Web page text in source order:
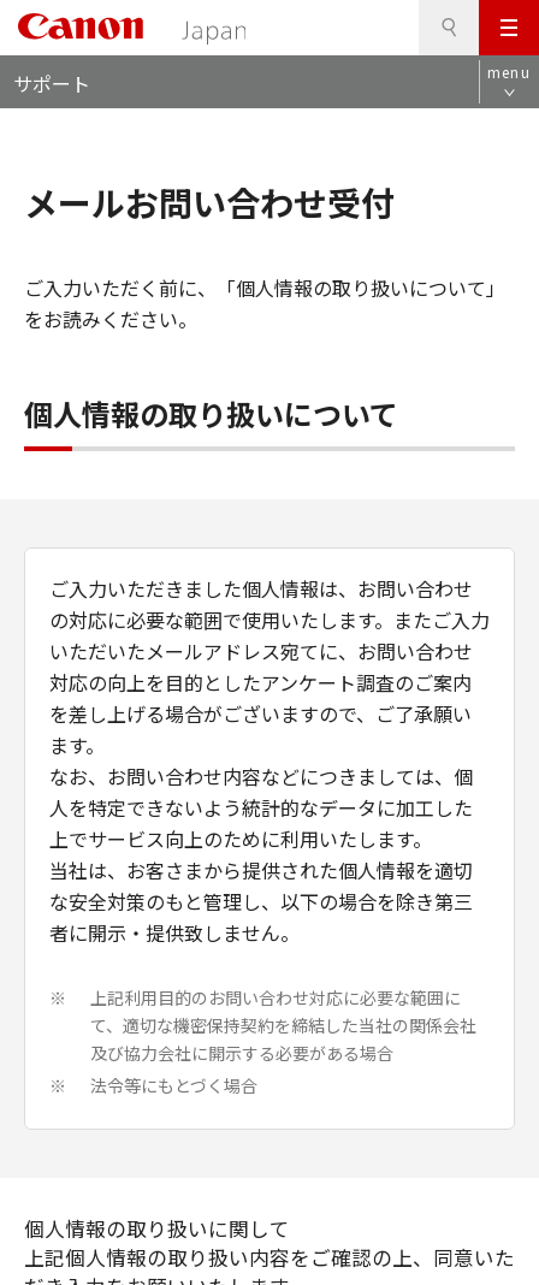
メ
ニ
ュ
サポート menu
メールお問い合わせ受付
ご入力いただく前に、「個人情報の取り扱いについて」
をお読みください。
個人情報の取り扱いについて
ご入力いただきました個人情報は、お問い合わせ
の対応に必要な範囲で使用いたします。またご入力
いただいたメールアドレス宛てに、お問い合わせ
対応の向上を目的としたアンケート調査のご案内
を差し上げる場合がございますので、ご了承願い
ます。
なお、お問い合わせ内容などにつきましては、個
人を特定できないよう統計的なデータに加工した
上でサービス向上のために利用いたします。
当社は、お客さまから提供された個人情報を適切
な安全対策のもと管理し、以下の場合を除き第三
者に開示・提供致しません。
※
上記利用目的のお問い合わせ対応に必要な範囲に
て、適切な機密保持契約を締結した当社の関係会社
及び協力会社に開示する必要がある場合
※ 法令等にもとづく場合
連絡をお願いします。
個人情報の取り扱いに関して
上記個人情報の取り扱い内容をご確認の上、同意いた